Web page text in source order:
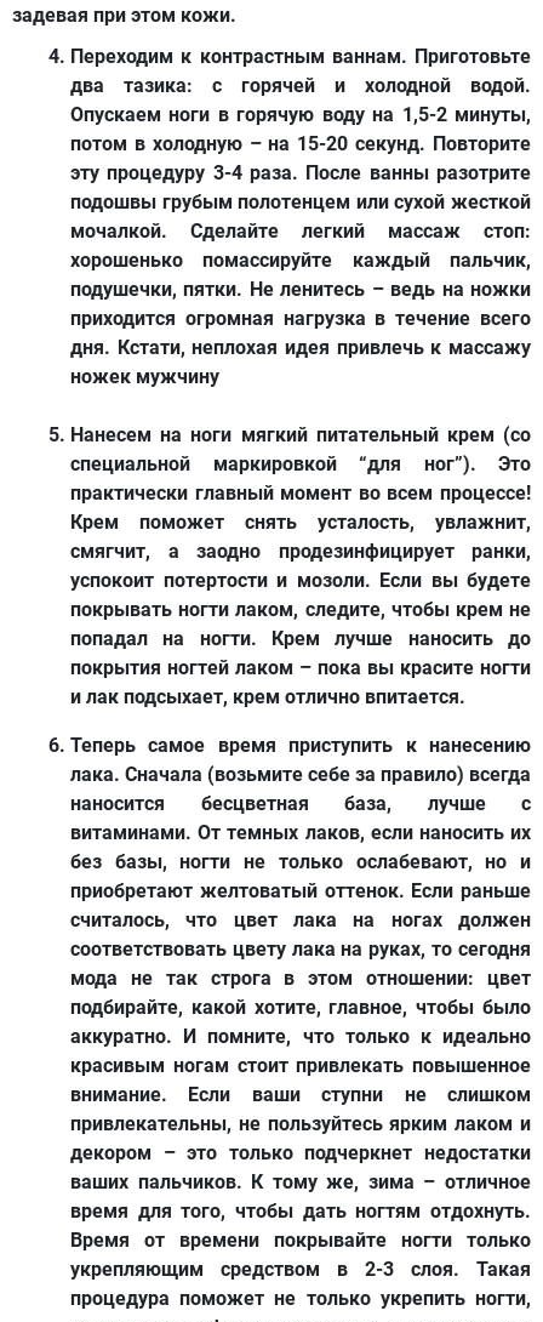
задевая при этом кожи.
Переходим к контрастным ваннам. Приготовьте
два тазика: с горячей и холодной водой.
Опускаем ноги в горячую воду на 1,5-2 минуты,
потом в холодную – на 15-20 секунд. Повторите
эту процедуру 3-4 раза. После ванны разотрите
подошвы грубым полотенцем или сухой жесткой
мочалкой. Сделайте легкий массаж стоп:
хорошенько помассируйте каждый пальчик,
подушечки, пятки. Не ленитесь – ведь на ножки
приходится огромная нагрузка в течение всего
дня. Кстати, неплохая идея привлечь к массажу
ножек мужчину
Нанесем на ноги мягкий питательный крем (со
специальной маркировкой “для ног”). Это
практически главный момент во всем процессе!
Крем поможет снять усталость, увлажнит,
смягчит, а заодно продезинфицирует ранки,
успокоит потертости и мозоли. Если вы будете
покрывать ногти лаком, следите, чтобы крем не
попадал на ногти. Крем лучше наносить до
покрытия ногтей лаком – пока вы красите ногти
и лак подсыхает, крем отлично впитается.
Теперь самое время приступить к нанесению
лака. Сначала (возьмите себе за правило) всегда
наносится бесцветная база, лучше с
витаминами. От темных лаков, если наносить их
без базы, ногти не только ослабевают, но и
приобретают желтоватый оттенок. Если раньше
считалось, что цвет лака на ногах должен
соответствовать цвету лака на руках, то сегодня
мода не так строга в этом отношении: цвет
подбирайте, какой хотите, главное, чтобы было
аккуратно. И помните, что только к идеально
красивым ногам стоит привлекать повышенное
внимание. Если ваши ступни не слишком
привлекательны, не пользуйтесь ярким лаком и
декором – это только подчеркнет недостатки
ваших пальчиков. К тому же, зима – отличное
время для того, чтобы дать ногтям отдохнуть.
Время от времени покрывайте ногти только
укрепляющим средством в 2-3 слоя. Такая
процедура поможет не только укрепить ногти,